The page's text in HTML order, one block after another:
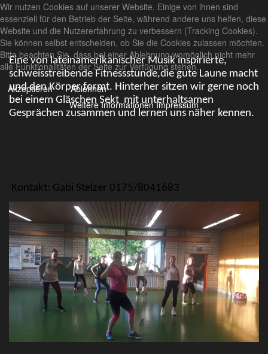
Eine von lateinamerikanischer Musik inspirierte,
schweisstreibende Fitnessstunde,die gute Laune macht
und den Körper formt. Hinterher sitzen wir gerne noch
bei einem Gläschen Sekt mit unterhaltsamen
Gesprächen zusammen und lernen uns näher kennen.
Kontakt: Gabi Stelzer 0175/8041683
Wir nutzen Cookies auf unserer Website. Einige von ihnen sind
essenziell für den Betrieb der Seite, während andere uns helfen, diese
Website und die Nutzererfahrung zu verbessern (Tracking Cookies).
Sie können selbst entscheiden, ob Sie die Cookies zulassen möchten.
Bitte beachten Sie, dass bei einer Ablehnung womöglich nicht mehr
alle Funktionalitäten der Seite zur Verfügung stehen.
Akzeptieren
Ablehnen
Weitere Informationen Impressum